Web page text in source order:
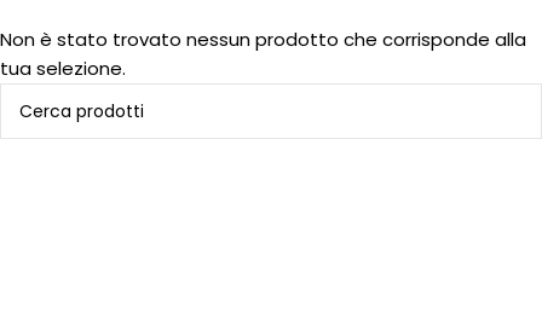
Non è stato trovato nessun prodotto che corrisponde alla
tua selezione.